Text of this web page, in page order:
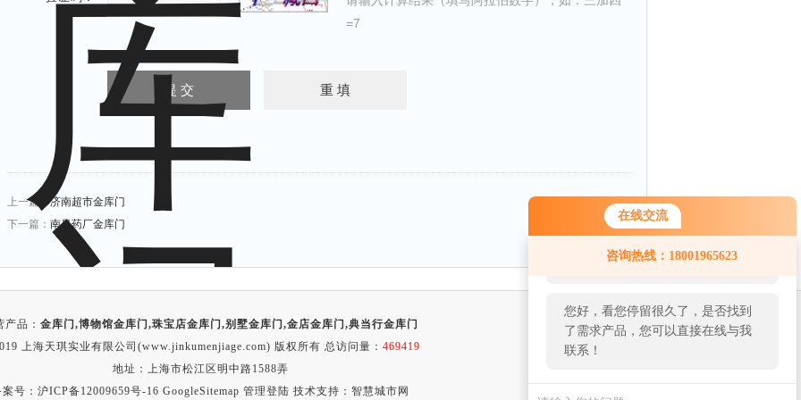
在线交流
咨询热线：18001965623
服务，请问您要咨询什么问题呢？
您好，看您停留很久了，是否找到
了需求产品，您可以直接在线与我
联系！
=7
上一篇：济南超市金库门
下一篇： 南昌药厂金库门
返回
产品： 金库门 ,博物馆金库门 ,珠宝店金库门 ,别墅金库门 ,金店金库门 ,典当行金库门
上海天琪实业有限公司(www.jinkumenjiage.com) 版权所有 总访问量： 469419
地址：上海市松江区明中路1588弄
号： 沪ICP备12009659号-16 GoogleSitemap 管理登陆 技术支持： 智慧城市网